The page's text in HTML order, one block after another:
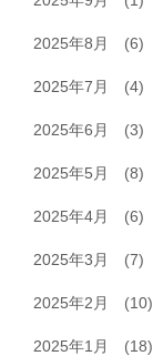
2025年8月 (6)
2025年7月 (4)
2025年6月 (3)
2025年5月 (8)
2025年4月 (6)
2025年3月 (7)
2025年2月 (10)
2025年1月 (18)